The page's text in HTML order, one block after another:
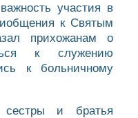
участия в
к Святым
прихожанам о
к служению
к больничному
и братья